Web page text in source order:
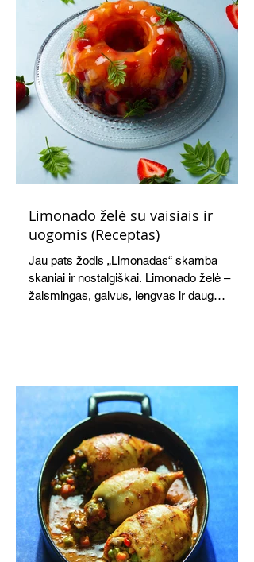
Limonado želė su vaisiais ir
uogomis (Receptas)
Jau pats žodis „Limonadas“ skamba
skaniai ir nostalgiškai. Limonado želė –
žaismingas, gaivus, lengvas ir daug